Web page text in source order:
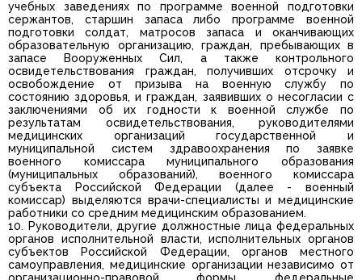
учебных заведениях по программе военной подготовки
сержантов, старшин запаса либо программе военной
подготовки солдат, матросов запаса и оканчивающих
образовательную организацию, граждан, пребывающих в
запасе Вооруженных Сил, а также контрольного
освидетельствования граждан, получивших отсрочку и
освобождение от призыва на военную службу по
состоянию здоровья, и граждан, заявивших о несогласии с
заключениями об их годности к военной службе по
результатам освидетельствования, руководителями
медицинских организаций государственной и
муниципальной систем здравоохранения по заявке
военного комиссара муниципального образования
(муниципальных образований), военного комиссара
субъекта Российской Федерации (далее - военный
комиссар) выделяются врачи-специалисты и медицинские
работники со средним медицинским образованием.
10. Руководители, другие должностные лица федеральных
органов исполнительной власти, исполнительных органов
субъектов Российской Федерации, органов местного
самоуправления, медицинские организации независимо от
организационно-правовой формы, федеральные